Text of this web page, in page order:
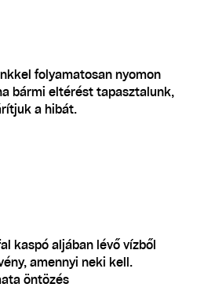
folyamatosan nyomon
bármi eltérést tapasztalunk,
a hibát.
kaspó aljában lévő vízből
amennyi neki kell.
öntözés